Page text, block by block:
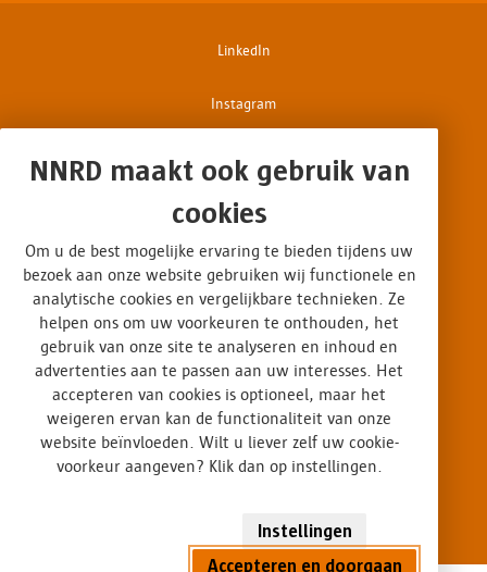
LinkedIn
Instagram
Facebook
Disclaimer
Privacy & cookies
Op interesse gebaseerde advertenties
Algemene voorwaarden
Certificaten
Design
Logo NNRD
NNRD maakt ook gebruik van
cookies
Om u de best mogelijke ervaring te bieden tijdens uw
bezoek aan onze website gebruiken wij functionele en
analytische cookies en vergelijkbare technieken. Ze
helpen ons om uw voorkeuren te onthouden, het
gebruik van onze site te analyseren en inhoud en
advertenties aan te passen aan uw interesses. Het
accepteren van cookies is optioneel, maar het
weigeren ervan kan de functionaliteit van onze
website beïnvloeden. Wilt u liever zelf uw cookie-
voorkeur aangeven? Klik dan op instellingen.
Instellingen
Accepteren en doorgaan